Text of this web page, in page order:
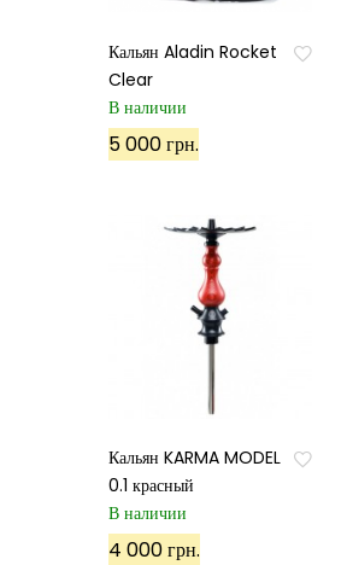
Кальян Aladin Rocket
Clear
В наличии
5 000 грн.
Кальян KARMA MODEL
0.1 красный
В наличии
4 000 грн.